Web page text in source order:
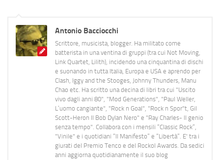
Antonio Bacciocchi
Scrittore, musicista, blogger. Ha militato come
batterista in una ventina di gruppi (tra cui Not Moving,
Link Quartet, Lilith), incidendo una cinquantina di dischi
e suonando in tutta Italia, Europa e USA e aprendo per
Clash, Iggy and the Stooges, Johnny Thunders, Manu
Chao etc. Ha scritto una decina di libri tra cui "Uscito
vivo dagli anni 80", "Mod Generations", "Paul Weller,
L’uomo cangiante", "Rock n Goal", "Rock n Spor"t, Gil
Scott-Heron Il Bob Dylan Nero" e "Ray Charles- Il genio
senza tempo". Collabora con i mensili “Classic Rock”,
"Vinile" e i quotidiani “Il Manifesto” e “Libertà”. E' tra i
giurati del Premio Tenco e del Rockol Awards. Da sedici
anni aggiorna quotidianamente il suo blog